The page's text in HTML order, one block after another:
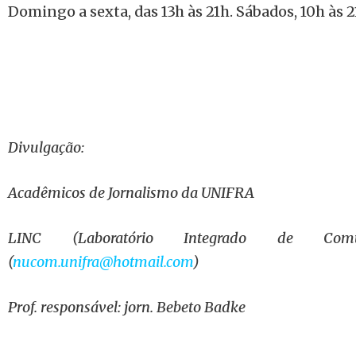
Domingo a sexta, das 13h às 21h. Sábados, 10h às
Divulgação:
Acadêmicos de Jornalismo da UNIFRA
LINC (Laboratório Integrado de
(nucom.unifra@hotmail.com)
Prof. responsável: jorn. Bebeto Badke